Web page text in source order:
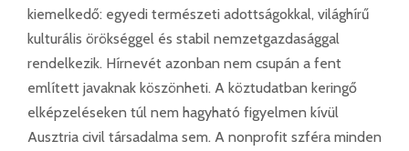
kiemelkedő: egyedi természeti adottságokkal, világhírű
kulturális örökséggel és stabil nemzetgazdasággal
rendelkezik. Hírnevét azonban nem csupán a fent
említett javaknak köszönheti. A köztudatban keringő
elképzeléseken túl nem hagyható figyelmen kívül
Ausztria civil társadalma sem. A nonprofit szféra minden